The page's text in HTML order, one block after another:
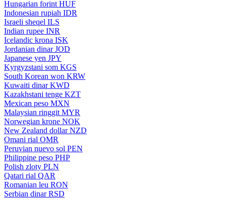
Hungarian forint HUF
Indonesian rupiah IDR
Israeli sheqel ILS
Indian rupee INR
Icelandic krona ISK
Jordanian dinar JOD
Japanese yen JPY
Kyrgyzstani som KGS
South Korean won KRW
Kuwaiti dinar KWD
Kazakhstani tenge KZT
Mexican peso MXN
Malaysian ringgit MYR
Norwegian krone NOK
New Zealand dollar NZD
Omani rial OMR
Peruvian nuevo sol PEN
Philippine peso PHP
Polish zloty PLN
Qatari rial QAR
Romanian leu RON
Serbian dinar RSD